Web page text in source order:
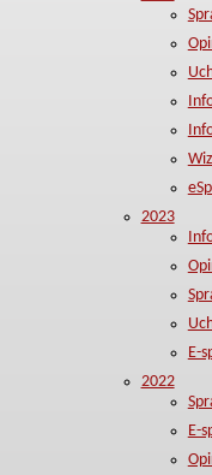
2023
E-
2022
E-